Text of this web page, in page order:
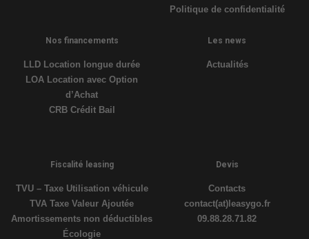
Politique de confidentialité
Nos financements
LLD Location longue durée
LOA Location avec Option
d’Achat
CRB Crédit Bail
Les news
Actualités
Fiscalité leasing
TVU – Taxe Utilisation véhicule
TVA Taxe Valeur Ajoutée
Amortissements non déductibles
Écologie
Devis
Contacts
contact(at)leasygo.fr
09.88.28.71.82